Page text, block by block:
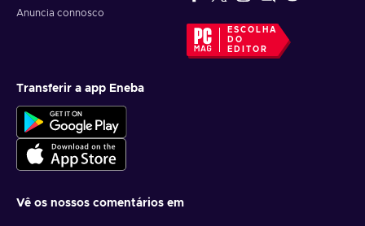
Anuncia connosco
ESCOLHA
DO
EDITOR
Transferir a app Eneba
Vê os nossos comentários em